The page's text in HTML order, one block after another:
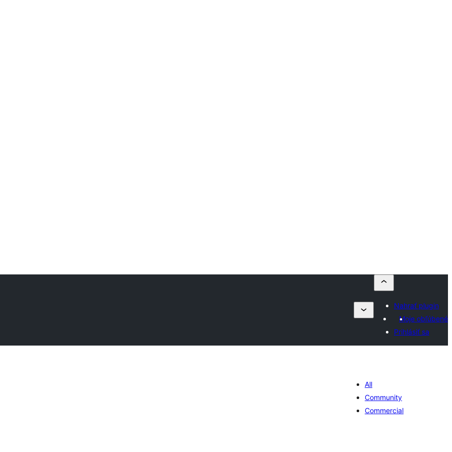
Nahrať plugin
Moje obľúbené
Prihlásiť sa
All
Community
Commercial